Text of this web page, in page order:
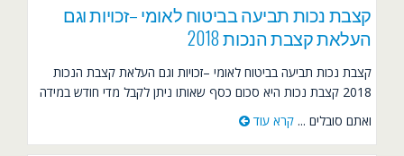
קצבת נכות תביעה בביטוח לאומי –זכויות וגם
העלאת קצבת הנכות 2018
קצבת נכות תביעה בביטוח לאומי –זכויות וגם העלאת קצבת הנכות
2018 קצבת נכות היא סכום כסף שאותו ניתן לקבל מדי חודש במידה
ואתם סובלים ... קרא עוד